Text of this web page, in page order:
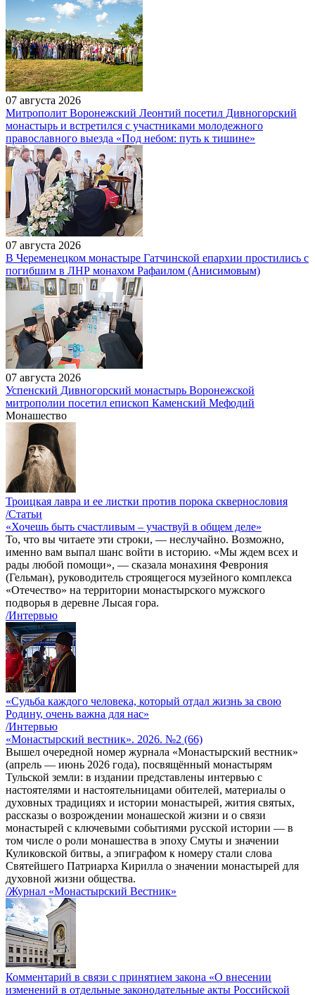
07 августа 2026
Митрополит Воронежский Леонтий посетил Дивногорский
монастырь и встретился с участниками молодежного
православного выезда «Под небом: путь к тишине»
07 августа 2026
В Череменецком монастыре Гатчинской епархии простились с
погибшим в ЛНР монахом Рафаилом (Анисимовым)
07 августа 2026
Успенский Дивногорский монастырь Воронежской
митрополии посетил епископ Каменский Мефодий
Монашество
Троицкая лавра и ее листки против порока сквернословия
/Статьи
«Хочешь быть счастливым – участвуй в общем деле»
То, что вы читаете эти строки, — неслучайно. Возможно,
именно вам выпал шанс войти в историю. «Мы ждем всех и
рады любой помощи», — сказала монахиня Феврония
(Гельман), руководитель строящегося музейного комплекса
«Отечество» на территории монастырского мужского
подворья в деревне Лысая гора.
/Интервью
«Судьба каждого человека, который отдал жизнь за свою
Родину, очень важна для нас»
/Интервью
«Монастырский вестник». 2026. №2 (66)
Вышел очередной номер журнала «Монастырский вестник»
(апрель — июнь 2026 года), посвящённый монастырям
Тульской земли: в издании представлены интервью с
настоятелями и настоятельницами обителей, материалы о
духовных традициях и истории монастырей, жития святых,
рассказы о возрождении монашеской жизни и о связи
монастырей с ключевыми событиями русской истории — в
том числе о роли монашества в эпоху Смуты и значении
Куликовской битвы, а эпиграфом к номеру стали слова
Святейшего Патриарха Кирилла о значении монастырей для
духовной жизни общества.
/Журнал «Монастырский Вестник»
Комментарий в связи с принятием закона «О внесении
изменений в отдельные законодательные акты Российской